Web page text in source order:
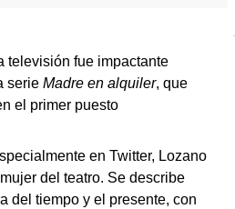
televisión fue impactante
serie Madre en alquiler, que
el primer puesto
en Twitter, Lozano
del teatro. Se describe
del tiempo y el presente, con